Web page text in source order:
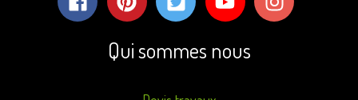
Qui sommes nous